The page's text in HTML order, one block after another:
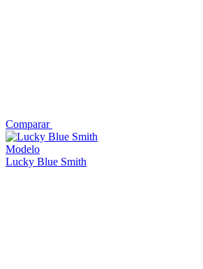
Comparar
Modelo
Lucky Blue Smith